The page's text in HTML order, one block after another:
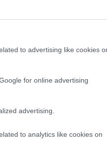
to advertising like cookies
for online advertising
advertising.
to analytics like cookies on